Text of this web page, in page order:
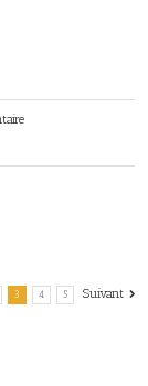
3 4 5 Suivant